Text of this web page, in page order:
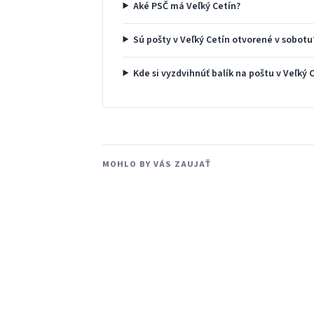
Aké PSČ má Veľký Cetín?
Sú pošty v Veľký Cetín otvorené v
Kde si vyzdvihnúť balík na poštu v Veľký
MOHLO BY VÁS ZAUJAŤ